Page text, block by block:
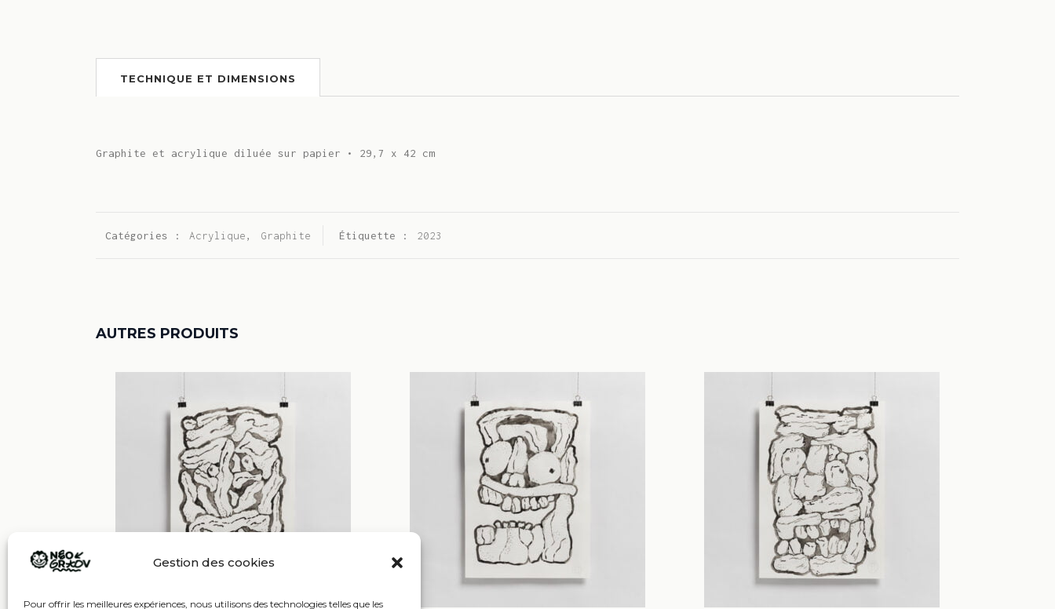
Gestion des cookies
Pour offrir les meilleures expériences, nous utilisons des technologies telles que les
TECHNIQUE ET DIMENSIONS
Graphite et acrylique diluée sur papier • 29,7 x 42 cm
Catégories : Acrylique, Graphite Étiquette : 2023
AUTRES PRODUITS